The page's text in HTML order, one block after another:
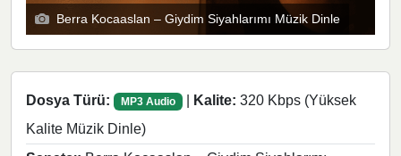
Berra Kocaaslan – Giydim Siyahlarımı Müzik Dinle
Dosya Türü: MP3 Audio | Kalite: 320 Kbps (Yüksek
Kalite Müzik Dinle)